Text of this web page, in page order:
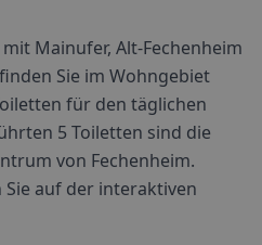
Mainufer, Alt-Fechenheim
Sie im Wohngebiet
für den täglichen
5 Toiletten sind die
von Fechenheim.
auf der interaktiven